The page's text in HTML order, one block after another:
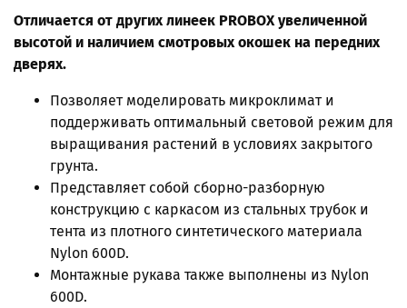
Отличается от других линеек PROBOX увеличенной
высотой и наличием смотровых окошек на передних
дверях.
Позволяет моделировать микроклимат и
поддерживать оптимальный световой режим для
выращивания растений в условиях закрытого
грунта.
Представляет собой сборно-разборную
конструкцию с каркасом из стальных трубок и
тента из плотного синтетического материала
Nylon 600D.
Монтажные рукава также выполнены из Nylon
600D.